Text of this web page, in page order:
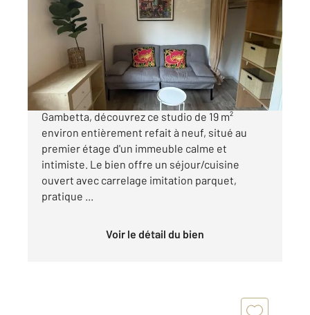
Ref : 925
Appartement Studio à vendre
135 000 €
À AixenProvence, dans la Résidence Parc
Gambetta, découvrez ce studio de 19 m²
environ entièrement refait à neuf, situé au
premier étage d'un immeuble calme et
intimiste. Le bien offre un séjour/cuisine
ouvert avec carrelage imitation parquet,
pratique ...
Voir le détail du bien